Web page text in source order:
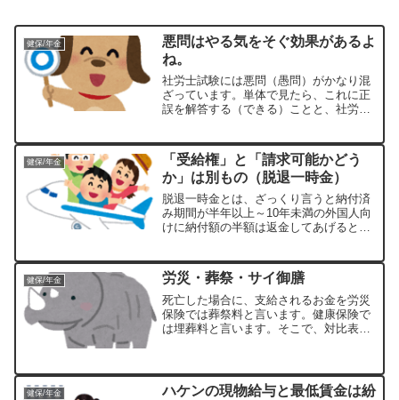
健保/年金
悪問はやる気をそぐ効果があるよ
ね。
社労士試験には悪問（愚問）がかなり混
ざっています。単体で見たら、これに正
誤を解答する（できる）ことと、社労士
そがれてしまいます。試験とは突き詰め
れば、勝ち負けのはっきり...
健保/年金
「受給権」と「請求可能かどう
か」は別もの（脱退一時金）
脱退一時金とは、ざっくり言うと納付済
み期間が半年以上～10年未満の外国人向
けに納付額の半額は返金してあげるとい
ん。しかし、そこを言い出したら複雑き
わまりまく、私の脳みそに...
健保/年金 労災・葬祭・サイ御膳
死亡した場合に、支給されるお金を労災
保険では葬祭料と言います。健康保険で
は埋葬料と言います。そこで、対比表を
には犀が共通しているざんす。さいざん
す。ピコ太郎労災・相殺・...
健保/年金
ハケンの現物給与と最低賃金は紛